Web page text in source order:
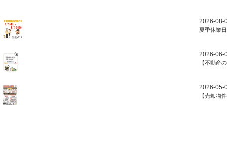
2026-08-
夏季休業
2026-06-
【不動産
2026-05-
【売却物